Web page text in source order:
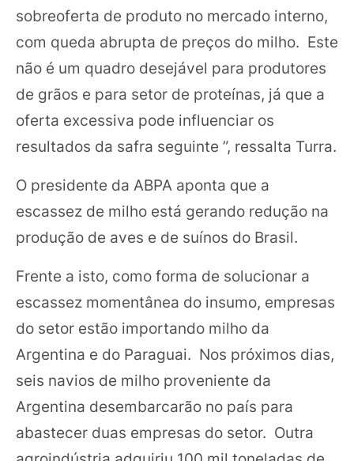
sobreoferta de produto no mercado interno,
com queda abrupta de preços do milho. Este
não é um quadro desejável para produtores
de grãos e para setor de proteínas, já que a
oferta excessiva pode influenciar os
resultados da safra seguinte ”, ressalta Turra.
O presidente da ABPA aponta que a
escassez de milho está gerando redução na
produção de aves e de suínos do Brasil.
Frente a isto, como forma de solucionar a
escassez momentânea do insumo, empresas
do setor estão importando milho da
Argentina e do Paraguai. Nos próximos dias,
seis navios de milho proveniente da
Argentina desembarcarão no país para
abastecer duas empresas do setor. Outra